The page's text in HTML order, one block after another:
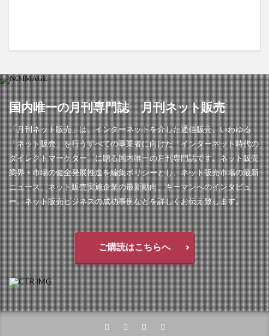
国内唯一の月刊専門誌 月刊ネット販売
「月刊ネット販売」は、インターネットを介した通信販売、いわゆる
「ネット販売」を行うすべての事業者に向けた「インターネット時代の
ダイレクトマーケター」に贈る国内唯一の月刊専門誌です。ネット販売
業界・市場の健全発展推進を編集ポリシーとし、ネット販売市場の最新
ニュース、ネット販売実施企業の最新動向、キーマンへのインタビュ
ー、ネット販売ビジネスの成功事例などを詳しくお伝え致します。
ご購読はこちらへ